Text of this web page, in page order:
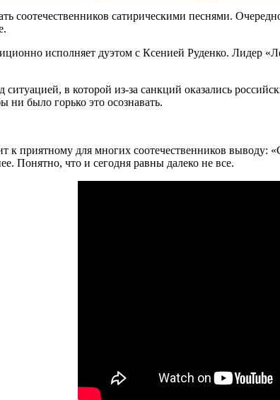
соотечественников сатирическими песнями.
исполняет дуэтом с Ксенией Руденко. Лидер
в которой из-за санкций оказались
ни было горько это осознавать.
к приятному для многих соотечественников выводу:
Понятно, что и сегодня равны далеко не все.